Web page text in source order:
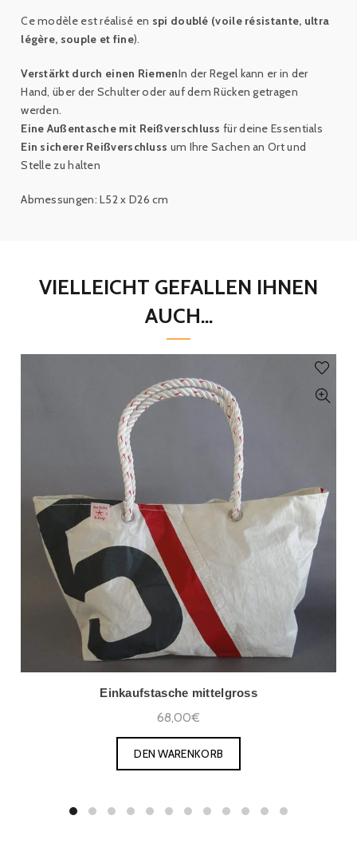
Ce modèle est réalisé en spi doublé (voile résistante, ultra
légère, souple et fine).
Verstärkt durch einen RiemenIn der Regel kann er in der
Hand, über der Schulter oder auf dem Rücken getragen
werden.
Eine Außentasche mit Reißverschluss für deine Essentials
Ein sicherer Reißverschluss um Ihre Sachen an Ort und
Stelle zu halten
Abmessungen: L52 x D26 cm
VIELLEICHT GEFALLEN IHNEN
AUCH...
Einkaufstasche mittelgross
68,00€
DEN WARENKORB